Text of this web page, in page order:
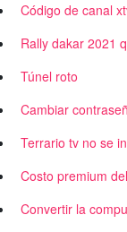
Código de canal
Rally dakar 2021
Túnel roto
Cambiar
Terrario tv no se
Costo premium
Convertir la